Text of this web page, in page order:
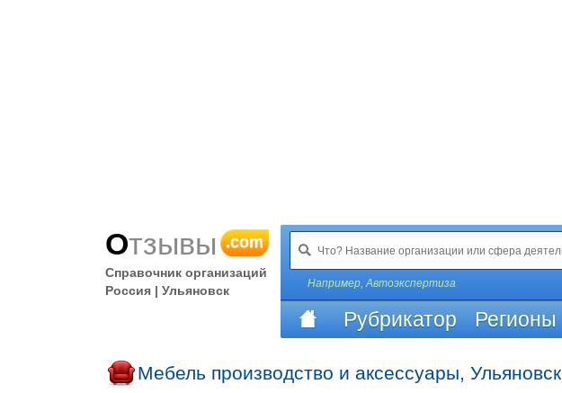
Отзывы .com
Справочник организаций
Россия | Ульяновск
Например,Автоэкспертиза
Рубрикатор Регионы
Мебель производство и аксессуары, Ульяновск